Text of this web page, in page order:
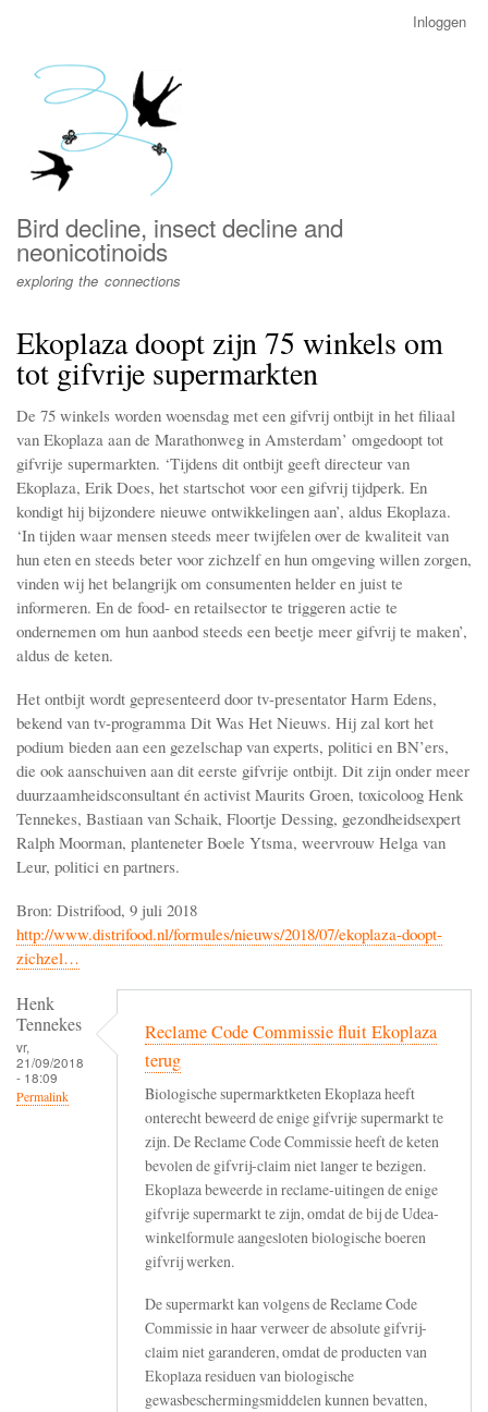
menu
Inloggen
Bird decline, insect decline and
neonicotinoids
exploring the connections
Ekoplaza doopt zijn 75 winkels om
tot gifvrije supermarkten
De 75 winkels worden woensdag met een gifvrij ontbijt in het filiaal
van Ekoplaza aan de Marathonweg in Amsterdam’ omgedoopt tot
gifvrije supermarkten. ‘Tijdens dit ontbijt geeft directeur van
Ekoplaza, Erik Does, het startschot voor een gifvrij tijdperk. En
kondigt hij bijzondere nieuwe ontwikkelingen aan’, aldus Ekoplaza.
‘In tijden waar mensen steeds meer twijfelen over de kwaliteit van
hun eten en steeds beter voor zichzelf en hun omgeving willen zorgen,
vinden wij het belangrijk om consumenten helder en juist te
informeren. En de food- en retailsector te triggeren actie te
ondernemen om hun aanbod steeds een beetje meer gifvrij te maken’,
aldus de keten.
Het ontbijt wordt gepresenteerd door tv-presentator Harm Edens,
bekend van tv-programma Dit Was Het Nieuws. Hij zal kort het
podium bieden aan een gezelschap van experts, politici en BN’ers,
die ook aanschuiven aan dit eerste gifvrije ontbijt. Dit zijn onder meer
duurzaamheidsconsultant én activist Maurits Groen, toxicoloog Henk
Tennekes, Bastiaan van Schaik, Floortje Dessing, gezondheidsexpert
Ralph Moorman, planteneter Boele Ytsma, weervrouw Helga van
Leur, politici en partners.
Bron: Distrifood, 9 juli 2018
http://www.distrifood.nl/formules/nieuws/2018/07/ekoplaza-doopt-
zichzel…
Henk
Tennekes
vr,
21/09/2018
- 18:09
Permalink
Reclame Code Commissie fluit Ekoplaza
terug
Biologische supermarktketen Ekoplaza heeft
onterecht beweerd de enige gifvrije supermarkt te
zijn. De Reclame Code Commissie heeft de keten
bevolen de gifvrij-claim niet langer te bezigen.
Ekoplaza beweerde in reclame-uitingen de enige
gifvrije supermarkt te zijn, omdat de bij de Udea-
winkelformule aangesloten biologische boeren
gifvrij werken.
De supermarkt kan volgens de Reclame Code
Commissie in haar verweer de absolute gifvrij-
claim niet garanderen, omdat de producten van
Ekoplaza residuen van biologische
gewasbeschermingsmiddelen kunnen bevatten,